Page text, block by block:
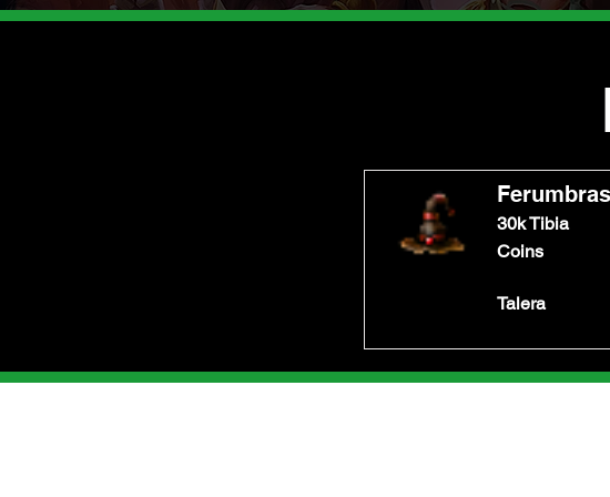
Talera
30k Tibia
Coins